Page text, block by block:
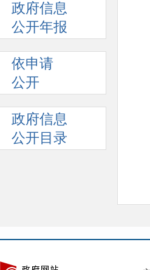
政府信息
公开年报
依申请
公开
政府信息
公开目录